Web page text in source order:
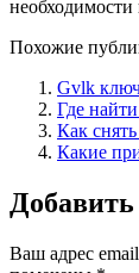
Похожие
Gvlk
Где
Как
Какие
Ваш адрес